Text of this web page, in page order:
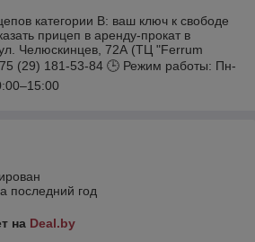
категории B: ваш ключ к свободе
прицеп в аренду-прокат в
Челюскинцев, 72А (ТЦ "Ferrum
(29) 181-53-84 🕒 Режим работы: Пн-
последний год
на Deal.by